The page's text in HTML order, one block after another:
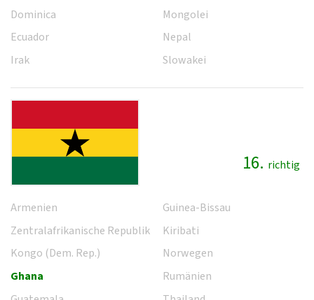
Dominica
Ecuador
Irak
Mongolei
Nepal
Slowakei
16. richtig
Armenien
Zentralafrikanische Republik
Kongo (Dem. Rep.)
Ghana
Guinea-Bissau
Kiribati
Norwegen
Rumänien